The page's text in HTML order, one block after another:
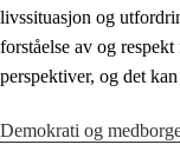
livssituasjon og
forståelse av og
perspektiver, og det
Demokrati og